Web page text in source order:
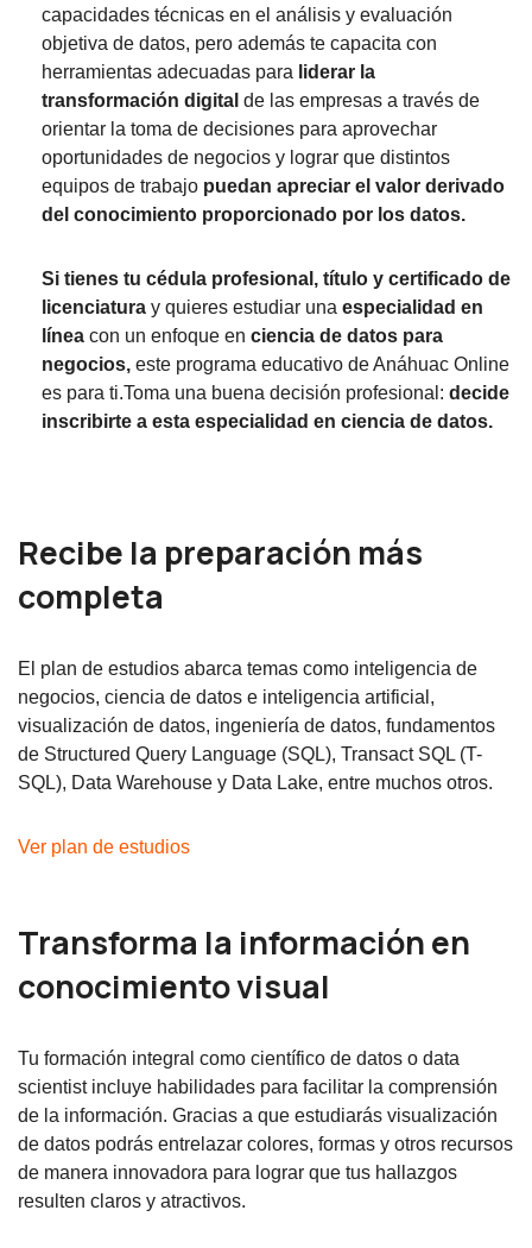
capacidades técnicas en el análisis y evaluación
objetiva de datos, pero además te capacita con
herramientas adecuadas para liderar la
transformación digital de las empresas a través de
orientar la toma de decisiones para aprovechar
oportunidades de negocios y lograr que distintos
equipos de trabajo puedan apreciar el valor derivado
del conocimiento proporcionado por los datos.
Si tienes tu cédula profesional, título y certificado de
licenciatura y quieres estudiar una especialidad en
línea con un enfoque en ciencia de datos para
negocios, este programa educativo de Anáhuac Online
es para ti.Toma una buena decisión profesional: decide
inscribirte a esta especialidad en ciencia de datos.
Recibe la preparación más
completa
El plan de estudios abarca temas como inteligencia de
negocios, ciencia de datos e inteligencia artificial,
visualización de datos, ingeniería de datos, fundamentos
de Structured Query Language (SQL), Transact SQL (T-
SQL), Data Warehouse y Data Lake, entre muchos otros.
Ver plan de estudios
Transforma la información en
conocimiento visual
Tu formación integral como científico de datos o data
scientist incluye habilidades para facilitar la comprensión
de la información. Gracias a que estudiarás visualización
de datos podrás entrelazar colores, formas y otros recursos
de manera innovadora para lograr que tus hallazgos
resulten claros y atractivos.